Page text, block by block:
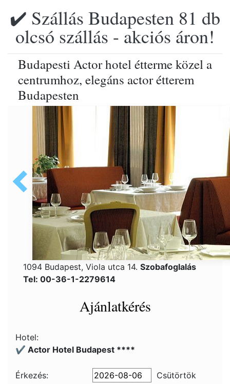
✔️ Szállás Budapesten 81 db
olcsó szállás - akciós áron!
Budapesti Actor hotel étterme közel a
centrumhoz, elegáns actor étterem
Budapesten
1094 Budapest, Viola utca 14. Szobafoglalás
Tel: 00-36-1-2279614
Ajánlatkérés
Hotel:
✔️ Actor Hotel Budapest ****
Érkezés: Csütörtök